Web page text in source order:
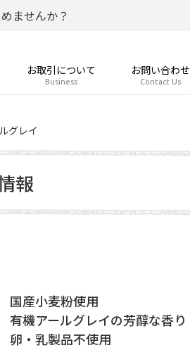
ませんか？
お取引について
Business
お問い合わせ
Contact Us
グレイ
報
国産小麦粉使用
有機アールグレイの芳醇な香り
卵・乳製品不使用